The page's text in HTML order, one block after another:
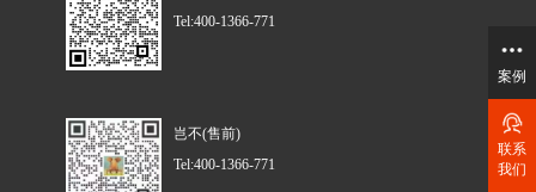
Tel:400-1366-771
岂不(售前)
Tel:400-1366-771
案例
联系
我们